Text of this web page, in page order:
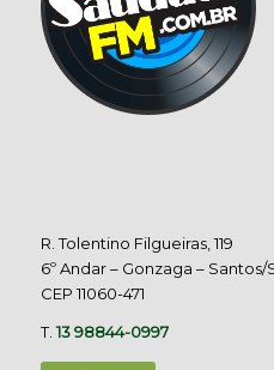
R. Tolentino Filgueiras, 119
6º Andar – Gonzaga – Santos/
CEP 11060-471
T.13 98844-0997